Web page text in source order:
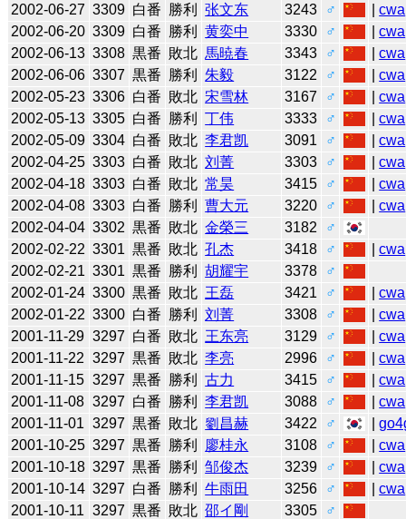
2002-06-27 3309 白番 勝利 张文东 3243 ♂ |cwa
2002-06-20 3309 白番 勝利 黄奕中 3330 ♂ |cwa
2002-06-13 3308 黒番 敗北 馬暁春 3343 ♂ |cwa
2002-06-06 3307 黒番 勝利 朱毅 3122 ♂ |cwa
2002-05-23 3306 白番 敗北 宋雪林 3167 ♂ |cwa
2002-05-13 3305 白番 勝利 丁伟 3333 ♂ |cwa
2002-05-09 3304 白番 敗北 李君凯 3091 ♂ |cwa
2002-04-25 3303 白番 敗北 刘菁 3303 ♂ |cwa
2002-04-18 3303 白番 敗北 常昊 3415 ♂ |cwa
2002-04-08 3303 白番 勝利 曹大元 3220 ♂ |cwa
2002-04-04 3302 黒番 敗北 金榮三 3182
♂
2002-02-22 3301 黒番 敗北 孔杰 3418 ♂ |cwa
2002-02-21 3301 黒番 勝利 胡耀宇 3378
♂
2002-01-24 3300 黒番 敗北 王磊 3421 ♂ |cwa
2002-01-22 3300 白番 勝利 刘菁 3308 ♂ |cwa
2001-11-29 3297 白番 敗北 王东亮 3129 ♂ |cwa
2001-11-22 3297 黒番 敗北 李亮 2996 ♂ |cwa
2001-11-15 3297 黒番 勝利 古力 3415 ♂ |cwa
2001-11-08 3297 白番 勝利 李君凯 3088 ♂ |cwa
2001-11-01 3297 黒番 敗北 劉昌赫 3422 ♂ |
2001-10-25 3297 黒番 勝利 廖桂永 3108 ♂ |cwa
2001-10-18 3297 黒番 勝利 邹俊杰 3239 ♂ |cwa
2001-10-14 3297 白番 勝利 牛雨田 3256 ♂ |cwa
2001-10-11 3297 黒番 敗北 邵イ剛 3305
♂